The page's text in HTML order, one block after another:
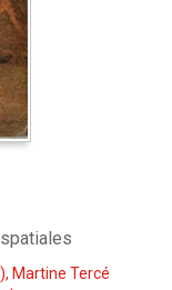
Martine Tercé